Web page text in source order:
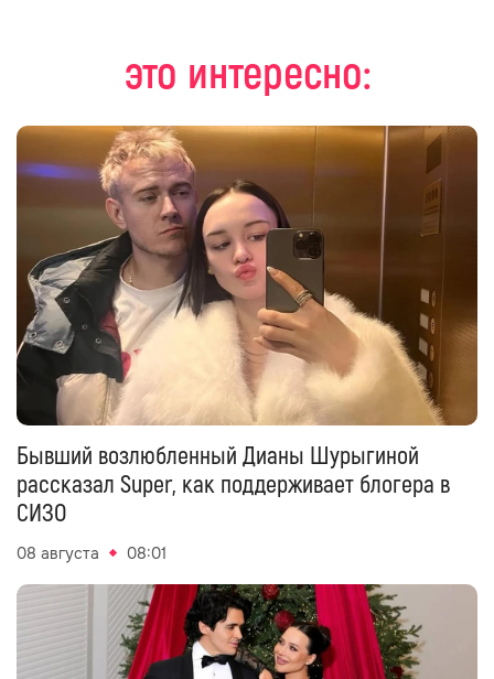
это интересно:
Бывший возлюбленный Дианы Шурыгиной
рассказал Super, как поддерживает блогера в
СИЗО
08 августа 08:01